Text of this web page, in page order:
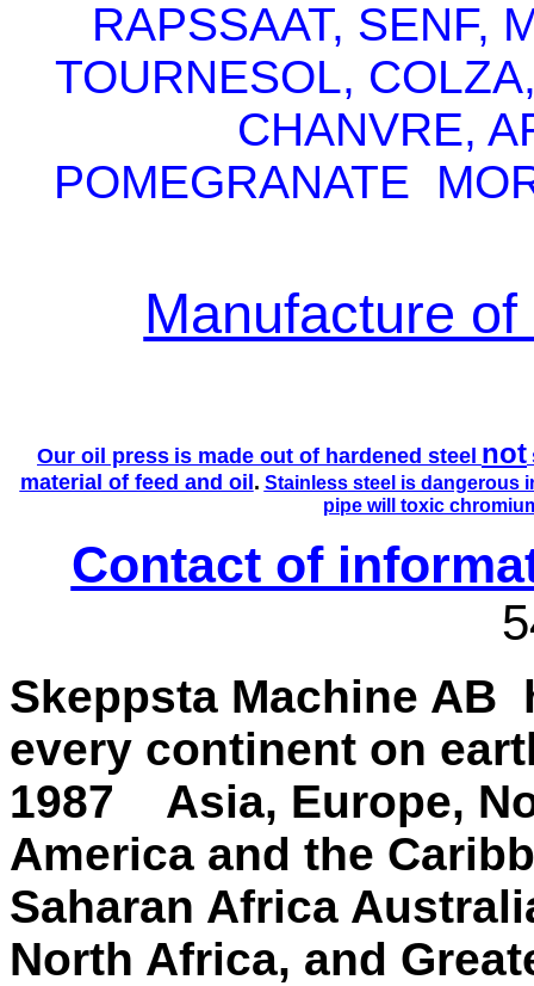
RAPSSAAT, SENF,
TOURNESOL,
CHANVRE,
POMEGRANATE
Manufacture of
Our oil press is made out of hardened steel not
material of feed and oil . Stainlesssteel is dangerous
pipe will toxic
Contact of
Skeppsta Machine AB
every continent on
1987 Asia, Europe,
America and the
Saharan Africa
North Africa, and